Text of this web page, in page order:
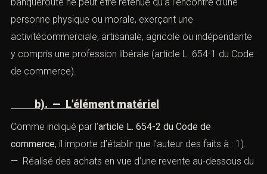
de tenir toute comptabilité lorsque les textes applicables
en font obligation ; 5). ** D’avoir tenu une comptabilité
manifestement incomplète ou irrégulière au regard des
dispositions légales.
banqueroute ne peut être envisagé que si les faits sont
commis après l’ouvertured’une procédure de